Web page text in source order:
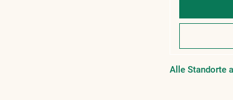
AGRAVIS
Alle Standorte